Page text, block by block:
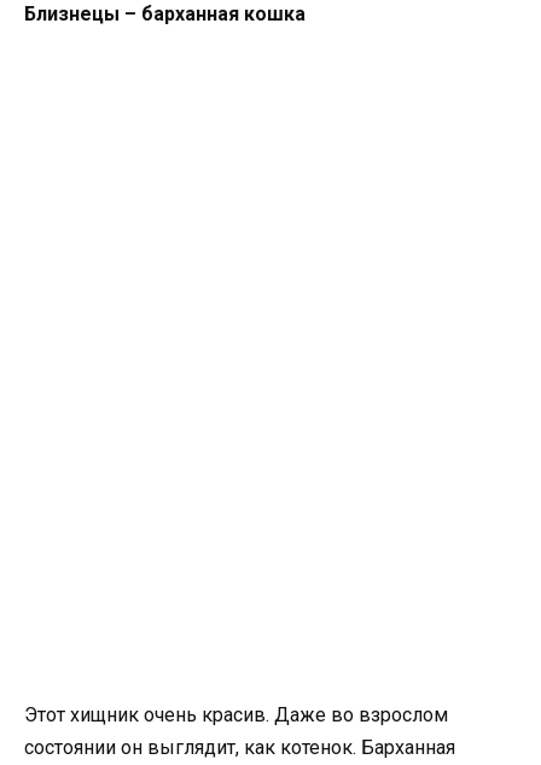
Близнецы – барханная кошка
Этот хищник очень красив. Даже во взрослом
состоянии он выглядит, как котенок. Барханная